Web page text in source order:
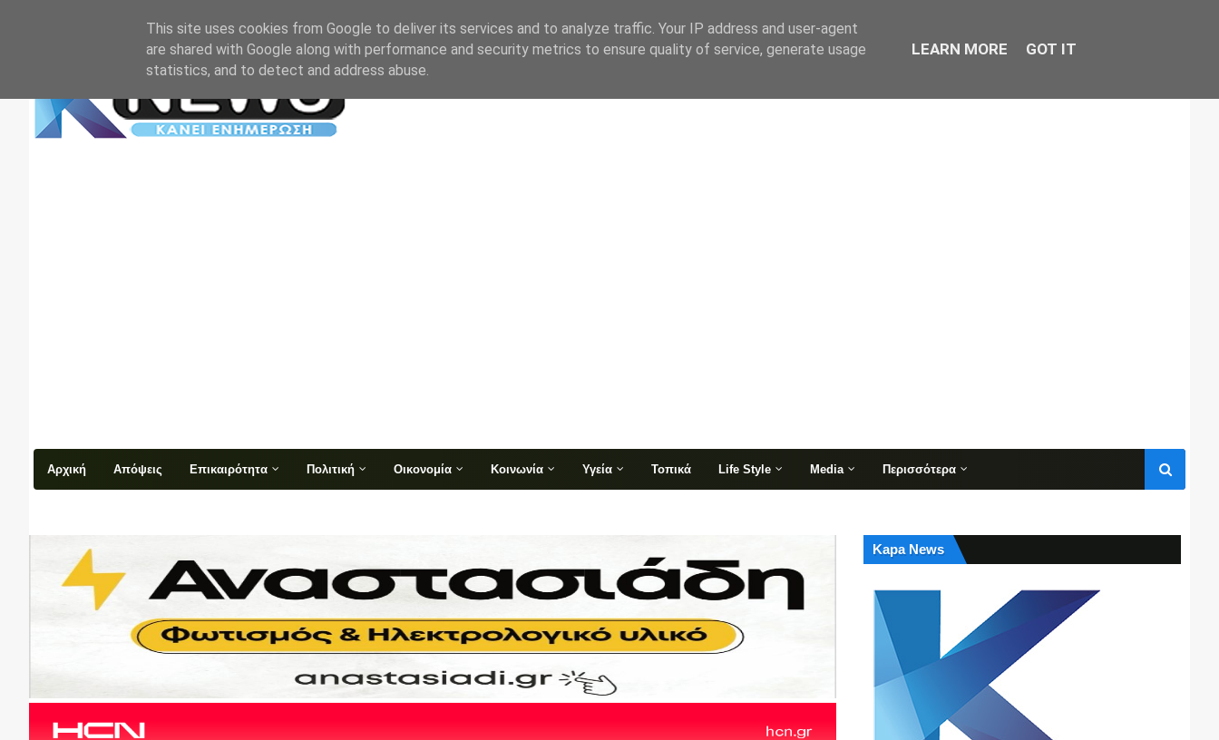
Αρχική Απόψεις Επικαιρότητα Πολιτική Οικονομία Κοινωνία Υγεία Τοπικά Life Style Media Περισσότερα
Kapa News
This site uses cookies from Google to deliver its services and to analyze traffic. Your IP address and user-agent
are shared with Google along with performance and security metrics to ensure quality of service, generate usage
statistics, and to detect and address abuse.
LEARN MORE GOT IT